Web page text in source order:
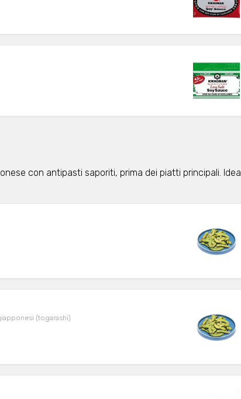
con antipasti saporiti, prima dei piatti principali. Idea
(togarashi)